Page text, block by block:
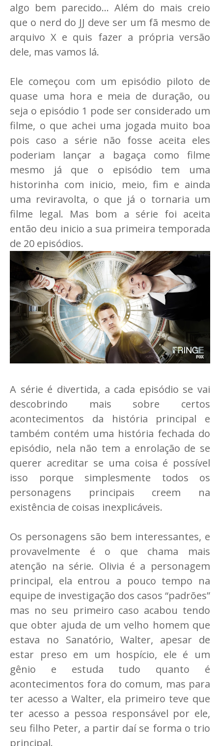
algo bem parecido... Além do mais creio
que o nerd do JJ deve ser um fã mesmo de
arquivo X e quis fazer a própria versão
dele, mas vamos lá.
Ele começou com um episódio piloto de
quase uma hora e meia de duração, ou
seja o episódio 1 pode ser considerado um
filme, o que achei uma jogada muito boa
pois caso a série não fosse aceita eles
poderiam lançar a bagaça como filme
mesmo já que o episódio tem uma
historinha com inicio, meio, fim e ainda
uma reviravolta, o que já o tornaria um
filme legal. Mas bom a série foi aceita
então deu inicio a sua primeira temporada
de 20 episódios.
A série é divertida, a cada episódio se vai
descobrindo mais sobre certos
acontecimentos da história principal e
também contém uma história fechada do
episódio, nela não tem a enrolação de se
querer acreditar se uma coisa é possível
isso porque simplesmente todos os
personagens principais creem na
existência de coisas inexplicáveis.
Os personagens são bem interessantes, e
provavelmente é o que chama mais
atenção na série. Olivia é a personagem
principal, ela entrou a pouco tempo na
equipe de investigação dos casos “padrões”
mas no seu primeiro caso acabou tendo
que obter ajuda de um velho homem que
estava no Sanatório, Walter, apesar de
estar preso em um hospício, ele é um
gênio e estuda tudo quanto é
acontecimentos fora do comum, mas para
ter acesso a Walter, ela primeiro teve que
ter acesso a pessoa responsável por ele,
seu filho Peter, a partir daí se forma o trio
principal.